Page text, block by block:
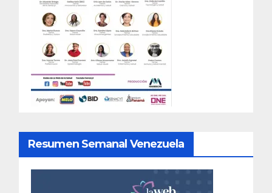
Resumen Semanal Venezuela